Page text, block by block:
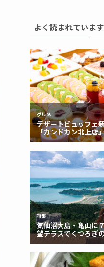
よく読まれています